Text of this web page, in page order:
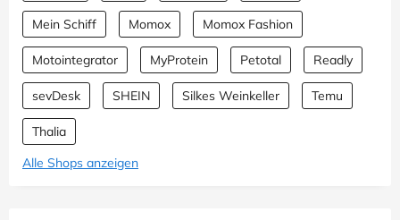
Mein Schiff Momox Momox Fashion
Motointegrator MyProtein Petotal Readly
sevDesk SHEIN Silkes Weinkeller Temu
Thalia
Alle Shops anzeigen